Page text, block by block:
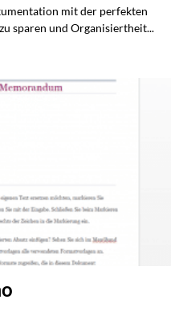
mit der perfekten
sparen und Organisiertheit...